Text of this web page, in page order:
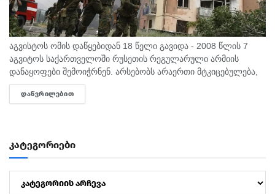
აგვისტოს ომის დაწყებიდან 18 წელი გავიდა - 2008 წლის 7
აგვიტოს საქართველოში რუსეთის რეგულარული არმიის
დანაყოფები შემოიჭრნენ. არსებობს არაერთი მტკიცებულება,
რომლითაც დადასტურდა, რომ რუსეთის ჯარმა საქართველოს
სახელმწიფო საზღვარი სწორედ 7...
ᲓᲐᲬᲕᲠᲘᲚᲔᲑᲘᲗ
კატეგორიები